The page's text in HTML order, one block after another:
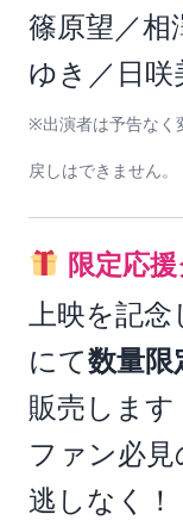
篠原望／相
ゆき／日咲
※出演者は予告なく
戻しはできません。
限定応
上映を記
にて数量
販売します
ファン必
逃しなく！